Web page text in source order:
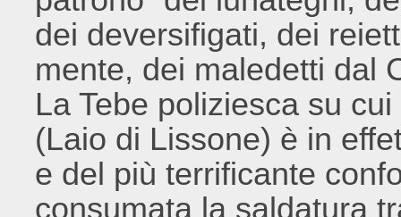
dei deversifigati, dei
mente, dei maledetti dal
La Tebe poliziesca su
(Laio di Lissone) è in
e del più terrificante
consumata la saldatura